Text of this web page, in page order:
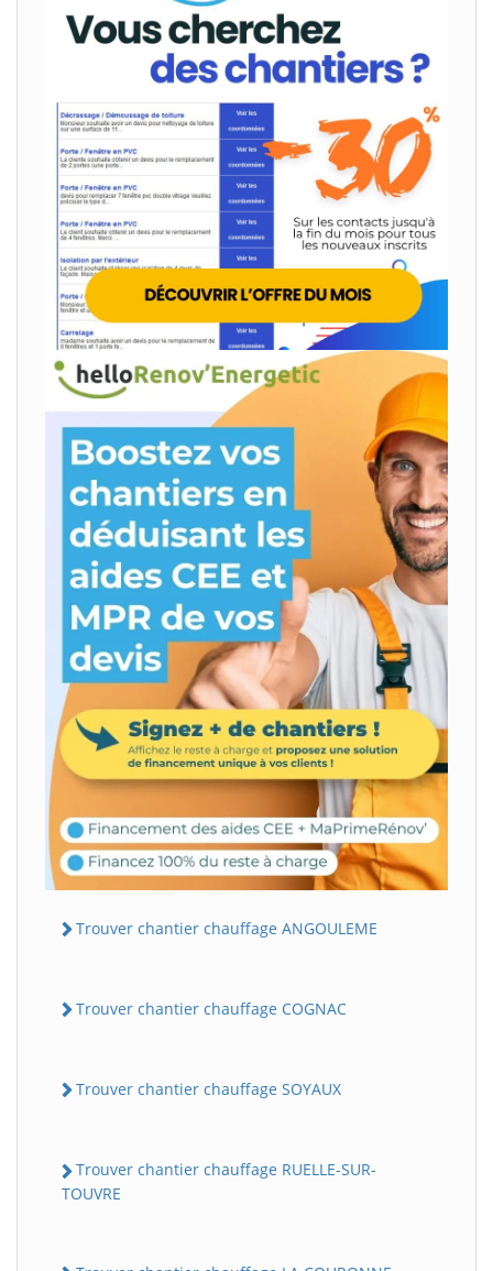
Trouver chantier chauffage ANGOULEME
Trouver chantier chauffage COGNAC
Trouver chantier chauffage SOYAUX
Trouver chantier chauffage RUELLE-SUR-
TOUVRE